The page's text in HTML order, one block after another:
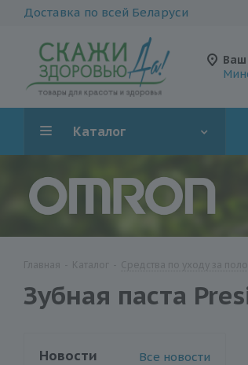
Доставка по всей Беларуси
Ваш
Каталог
Зубная паста
Новости Все новости